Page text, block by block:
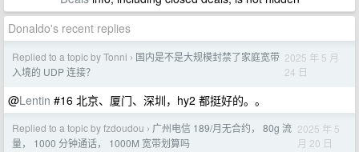
Donaldo's recent replies
Replied to a topic by Tonni › 国内是不是大规模封禁了家庭宽带
入境的 UDP 连接？
2025 年 5 月
24 日
@Lentin #16 北京、厦门、深圳，hy2 都挺好的。。
Replied to a topic by fzdoudou › 广州电信 189/月无合约， 80g 流
量， 1000 分钟通话， 1000M 宽带划算吗
2025 年 5
月 20 日